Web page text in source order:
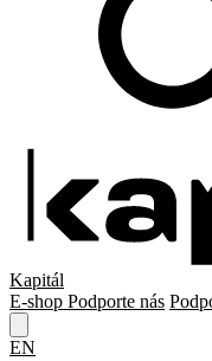
Kapitál
E-shop Podporte nás
EN